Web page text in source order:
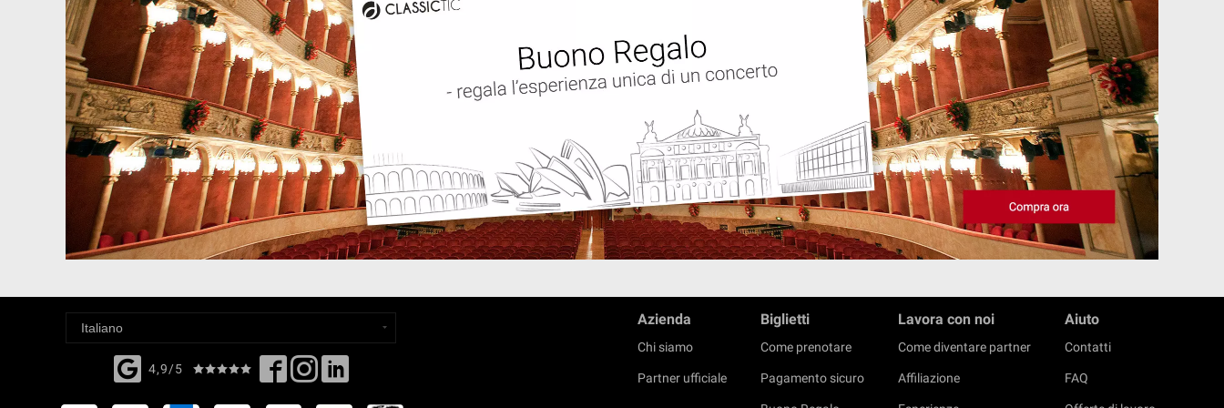
4,9/5
Azienda
Chi siamo
Partner ufficiale
Biglietti
Come prenotare
Pagamento sicuro
Lavora con noi
Come diventare partner
Affiliazione
Aiuto
Contatti
FAQ